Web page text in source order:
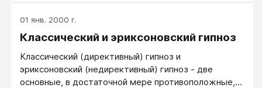
незаметно для себя входит в транс. Внешне это
выглядит так, будто человек «находится не здесь»:
тело расслаблено.
01 янв. 2000 г.
Классический и эриксоновский гипноз
Классический (директивный) гипноз и
эриксоновский​ (недирективный) гипноз - две
основные, в достаточной мере противоположные,